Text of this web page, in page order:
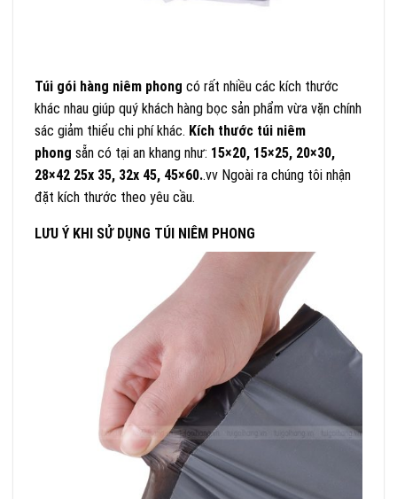
Túi gói hàng niêm phong có rất nhiều các kích thước
khác nhau giúp quý khách hàng bọc sản phẩm vừa vặn chính
sác giảm thiểu chi phí khác. Kích thước túi niêm
phong sẵn có tại an khang như: 15×20, 15×25, 20×30,
28×42 25x 35, 32x 45, 45×60..vv Ngoài ra chúng tôi nhận
đặt kích thước theo yêu cầu.
LƯU Ý KHI SỬ DỤNG TÚI NIÊM PHONG